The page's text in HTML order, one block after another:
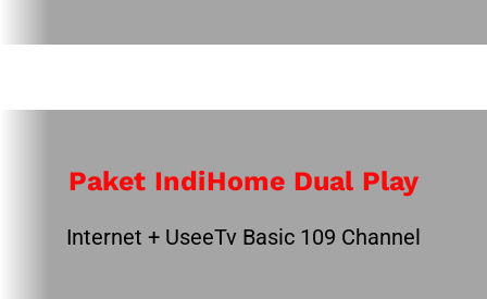
Paket IndiHome Dual Play
Internet + UseeTv Basic 109 Channel